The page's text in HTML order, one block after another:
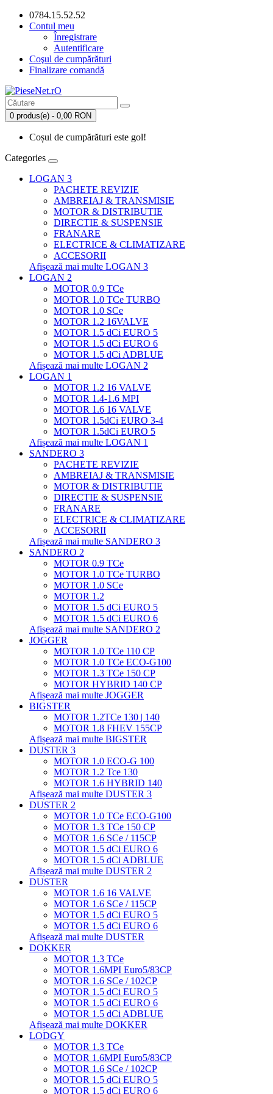
0784.15.52.52
Contul meu
Înregistrare
Autentificare
Coşul de cumpărături
Finalizare comandă
0 produs(e) - 0,00 RON
Coșul de cumpărături este gol!
Categories
LOGAN 3
PACHETE REVIZIE
AMBREIAJ & TRANSMISIE
MOTOR & DISTRIBUTIE
DIRECTIE & SUSPENSIE
FRANARE
ELECTRICE & CLIMATIZARE
ACCESORII
Afișează mai multe LOGAN 3
LOGAN 2
MOTOR 0.9 TCe
MOTOR 1.0 TCe TURBO
MOTOR 1.0 SCe
MOTOR 1.2 16VALVE
MOTOR 1.5 dCi EURO 5
MOTOR 1.5 dCi EURO 6
MOTOR 1.5 dCi ADBLUE
Afișează mai multe LOGAN 2
LOGAN 1
MOTOR 1.2 16 VALVE
MOTOR 1.4-1.6 MPI
MOTOR 1.6 16 VALVE
MOTOR 1.5dCi EURO 3-4
MOTOR 1.5dCi EURO 5
Afișează mai multe LOGAN 1
SANDERO 3
PACHETE REVIZIE
AMBREIAJ & TRANSMISIE
MOTOR & DISTRIBUTIE
DIRECTIE & SUSPENSIE
FRANARE
ELECTRICE & CLIMATIZARE
ACCESORII
Afișează mai multe SANDERO 3
SANDERO 2
MOTOR 0.9 TCe
MOTOR 1.0 TCe TURBO
MOTOR 1.0 SCe
MOTOR 1.2
MOTOR 1.5 dCi EURO 5
MOTOR 1.5 dCi EURO 6
Afișează mai multe SANDERO 2
JOGGER
MOTOR 1.0 TCe 110 CP
MOTOR 1.0 TCe ECO-G100
MOTOR 1.3 TCe 150 CP
MOTOR HYBRID 140 CP
Afișează mai multe JOGGER
BIGSTER
MOTOR 1.2TCe 130 | 140
MOTOR 1.8 FHEV 155CP
Afișează mai multe BIGSTER
DUSTER 3
MOTOR 1.0 ECO-G 100
MOTOR 1.2 Tce 130
MOTOR 1.6 HYBRID 140
Afișează mai multe DUSTER 3
DUSTER 2
MOTOR 1.0 TCe ECO-G100
MOTOR 1.3 TCe 150 CP
MOTOR 1.6 SCe / 115CP
MOTOR 1.5 dCi EURO 6
MOTOR 1.5 dCi ADBLUE
Afișează mai multe DUSTER 2
DUSTER
MOTOR 1.6 16 VALVE
MOTOR 1.6 SCe / 115CP
MOTOR 1.5 dCi EURO 5
MOTOR 1.5 dCi EURO 6
Afișează mai multe DUSTER
DOKKER
MOTOR 1.3 TCe
MOTOR 1.6MPI Euro5/83CP
MOTOR 1.6 SCe / 102CP
MOTOR 1.5 dCi EURO 5
MOTOR 1.5 dCi EURO 6
MOTOR 1.5 dCi ADBLUE
Afișează mai multe DOKKER
LODGY
MOTOR 1.3 TCe
MOTOR 1.6MPI Euro5/83CP
MOTOR 1.6 SCe / 102CP
MOTOR 1.5 dCi EURO 5
MOTOR 1.5 dCi EURO 6